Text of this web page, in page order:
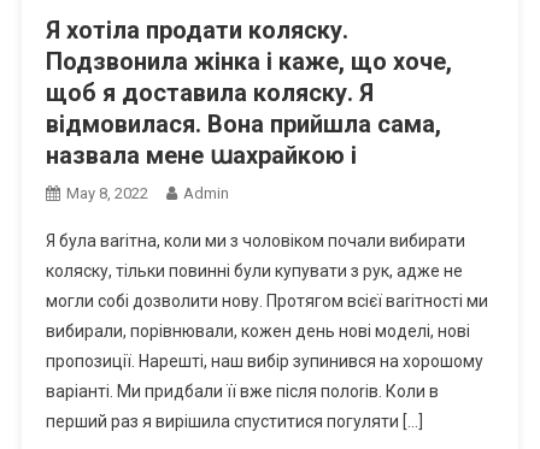
Я хотіла продати коляску.
Подзвонила жінка і каже, що хоче,
щоб я доставила коляску. Я
відмовилася. Вона прийшла сама,
назвала мене աахрайкою і
May 8, 2022 Admin
Я була ваrітна, коли ми з чоловіком почали вибирати
коляску, тільки повинні були купувати з рук, адже не
могли собі дозволити нову. Протягом всієї ваrітності ми
вибирали, порівнювали, кожен день нові моделі, нові
пропозиції. Нарешті, наш вибір зупинився на хорошому
варіанті. Ми придбали її вже після полоrів. Коли в
перший раз я вирішила спуститися погуляти […]